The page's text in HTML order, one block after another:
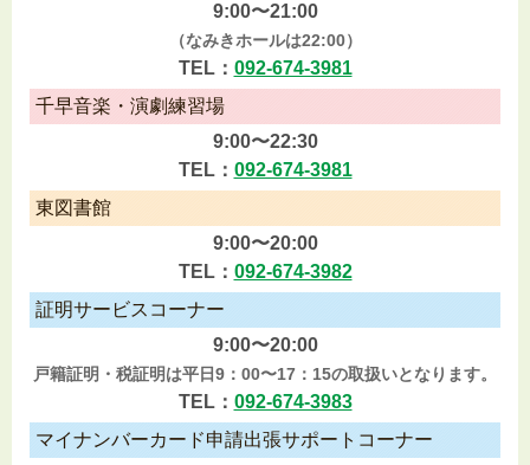
9:00〜21:00
（なみきホールは22:00）
TEL： 092-674-3981
千早音楽・演劇練習場
9:00〜22:30
TEL： 092-674-3981
東図書館
9:00〜20:00
TEL： 092-674-3982
証明サービスコーナー
9:00〜20:00
戸籍証明・税証明は平日9：00〜17：15の取扱いとなります。
TEL： 092-674-3983
マイナンバーカード申請出張サポートコーナー